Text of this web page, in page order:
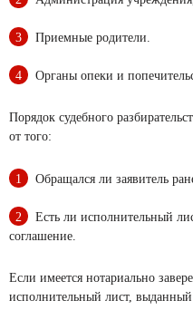
Приемные родители.
Органы опеки и
Порядок судебного
от того:
Обращался ли заявитель
Есть ли исполнительный
соглашение.
Если имеется нотариально
исполнительный лист, выданный